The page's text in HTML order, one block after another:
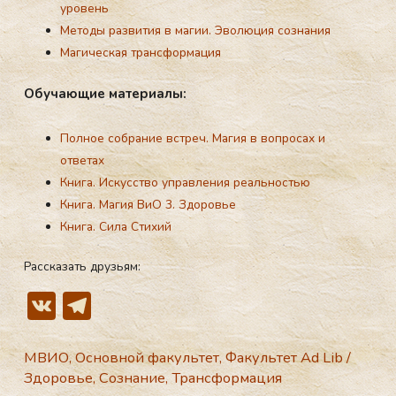
уровень
Методы развития в магии. Эволюция сознания
Магическая трансформация
Обу­ча­ющие ма­тери­алы:
Полное собрание встреч. Магия в вопросах и
ответах
Книга. Искусство управления реальностью
Книга. Магия ВиО 3. Здоровье
Книга. Сила Стихий
Рассказать друзьям:
V
K
T
el
e
МВИО,Основной факультет,Факультет Ad Lib/
Здоровье,Сознание,Трансформация